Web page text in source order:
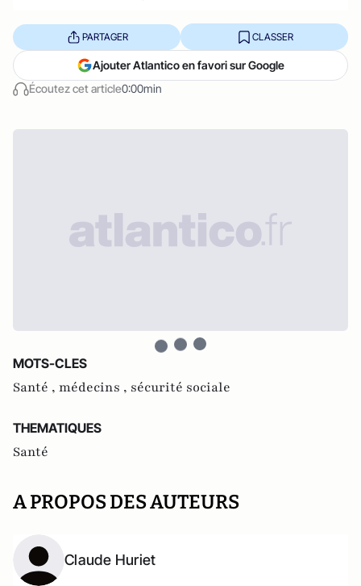
Écoutez cet article0:00min
PARTAGER CLASSER
Ajouter Atlantico en favori sur Google
MOTS-CLES
Santé , médecins , sécurité sociale
THEMATIQUES
Santé
A PROPOS DES AUTEURS
Claude Huriet